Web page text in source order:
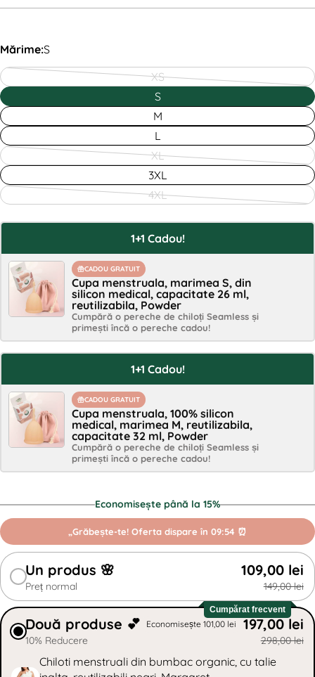
Mărime:S
XS
Variantă
epuizată
sau
indisponibilă
S
M
L
XL
Variantă
epuizată
sau
indisponibilă
3XL
4XL
Variantă
epuizată
sau
indisponibilă
1+1 Cadou!
CADOU GRATUIT
Cupa menstruala, marimea S, din
silicon medical, capacitate 26 ml,
reutilizabila, Powder
Cumpără o pereche de chiloți Seamless și
primești încă o pereche cadou!
1+1 Cadou!
CADOU GRATUIT
Cupa menstruala, 100% silicon
medical, marimea M, reutilizabila,
capacitate 32 ml, Powder
Cumpără o pereche de chiloți Seamless și
primești încă o pereche cadou!
Economisește până la 15%
„Grăbește-te! Oferta dispare în09:53 ⏰
Un produs 🌸
Preț normal
109,00 lei
149,00 lei
Cumpărat frecvent
Două produse 💕 Economisește 101,00 lei
10% Reducere
197,00 lei
298,00 lei
Chiloti menstruali din bumbac organic, cu talie
Distribuie
Facebook
Distribuie
pe
X
Pin
pe
Pinterest
Pune o întrebare
Nume
Email
Mesaj
Câmpurile marcate cu * sunt obligatorii.